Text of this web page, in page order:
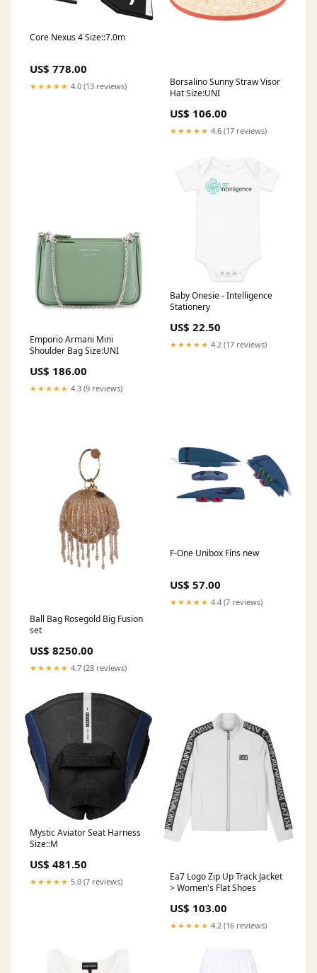
Core Nexus 4 Size::7.0m
US$ 778.00
★★★★★ 4.0 (13 reviews)
Borsalino Sunny Straw Visor
Hat Size:UNI
US$ 106.00
★★★★★ 4.6 (17 reviews)
Emporio Armani Mini
Shoulder Bag Size:UNI
US$ 186.00
★★★★★ 4.3 (9 reviews)
Baby Onesie - Intelligence
Stationery
US$ 22.50
★★★★★ 4.2 (17 reviews)
Ball Bag Rosegold Big Fusion
set
US$ 8250.00
★★★★★ 4.7 (28 reviews)
F-One Unibox Fins new
US$ 57.00
★★★★★ 4.4 (7 reviews)
Mystic Aviator Seat Harness
Size::M
US$ 481.50
★★★★★ 5.0 (7 reviews)
Ea7 Logo Zip Up Track Jacket
> Women's Flat Shoes
US$ 103.00
★★★★★ 4.2 (16 reviews)